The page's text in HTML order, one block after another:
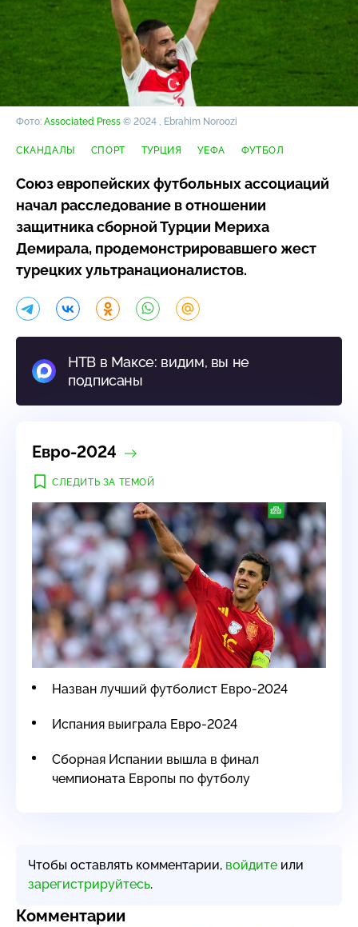
Фото: Associated Press © 2024 , Ebrahim Noroozi
СКАНДАЛЫ СПОРТ ТУРЦИЯ УЕФА ФУТБОЛ
Союз европейских футбольных ассоциаций
начал расследование в отношении
защитника сборной Турции Мериха
Демирала, продемонстрировавшего жест
турецких ультранационалистов.
НТВ в Максе: видим, вы не
подписаны
Евро-2024
СЛЕДИТЬ ЗА ТЕМОЙ
Назван лучший футболист Евро-2024
Испания выиграла Евро-2024
Сборная Испании вышла в финал
чемпионата Европы по футболу
Чтобы оставлять комментарии, войдите или
зарегистрируйтесь.
Комментарии